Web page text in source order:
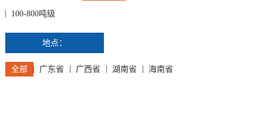
100-800吨级
地点：
全部 广东省 广西省 湖南省 海南省